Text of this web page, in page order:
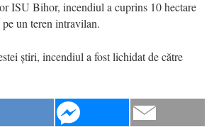
ISU Bihor, incendiul a cuprins 10 hectare
pe un teren intravilan.
știri, incendiul a fost lichidat de către